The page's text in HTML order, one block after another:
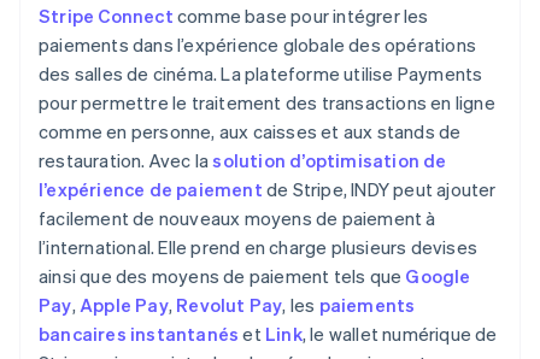
Stripe Connect comme base pour intégrer les
paiements dans l’expérience globale des opérations
des salles de cinéma. La plateforme utilise Payments
pour permettre le traitement des transactions en ligne
comme en personne, aux caisses et aux stands de
restauration. Avec lasolution d’optimisation de
l’expérience de paiement de Stripe, INDY peut ajouter
facilement de nouveaux moyens de paiement à
l’international. Elle prend en charge plusieurs devises
ainsi que des moyens de paiement tels que Google
Pay, Apple Pay, Revolut Pay, les paiements
bancaires instantanés et Link, le wallet numérique de